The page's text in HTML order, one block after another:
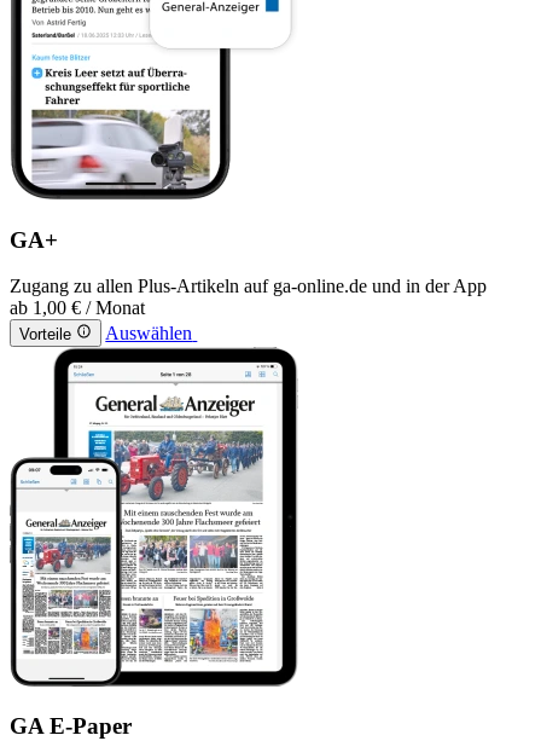
GA+
Zugang zu allen Plus-Artikeln auf ga-online.de und in der App
ab 1,00 € / Monat
Vorteile Auswählen
GA E-Paper